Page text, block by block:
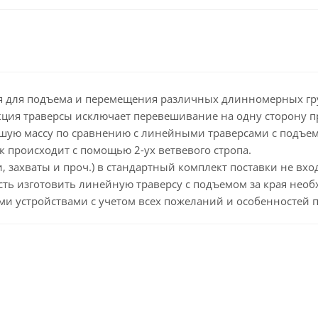
для подъема и перемещения различных длинномерных
траверсы исключает перевешивание на одну сторону
массу по сравнению с линейными траверсами с
с помощью 2-ух ветвевого стропа.
и проч.) в стандартный комплект поставки не
изготовить линейную траверсу с подъемом за края
устройствами с учетом всех пожеланий и особенностей